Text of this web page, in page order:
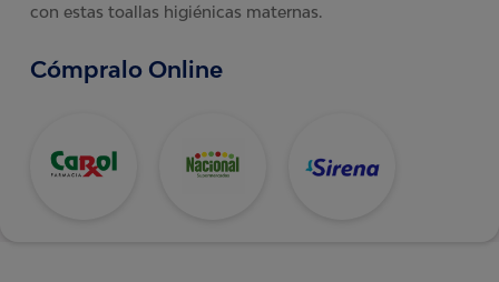
con estas toallas higiénicas maternas.
Cómpralo Online